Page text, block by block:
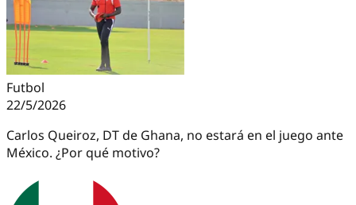
Futbol
22/5/2026
Carlos Queiroz, DT de Ghana, no estará en el juego ante
México. ¿Por qué motivo?